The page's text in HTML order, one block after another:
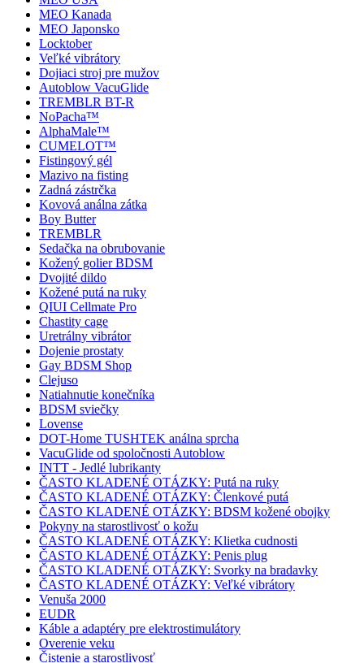
MEO Kanada
MEO Japonsko
Locktober
Veľké vibrátory
Dojiaci stroj pre mužov
Autoblow VacuGlide
TREMBLR BT-R
NoPacha™
AlphaMale™
CUMELOT™
Fistingový gél
Mazivo na fisting
Zadná zástrčka
Kovová análna zátka
Boy Butter
TREMBLR
Sedačka na obrubovanie
Kožený golier BDSM
Dvojité dildo
Kožené putá na ruky
QIUI Cellmate Pro
Chastity cage
Uretrálny vibrátor
Dojenie prostaty
Gay BDSM Shop
Clejuso
Natiahnutie konečníka
BDSM sviečky
Lovense
DOT-Home TUSHTEK análna sprcha
VacuGlide od spoločnosti Autoblow
INTT - Jedlé lubrikanty
ČASTO KLADENÉ OTÁZKY: Putá na ruky
ČASTO KLADENÉ OTÁZKY: Členkové putá
ČASTO KLADENÉ OTÁZKY: BDSM kožené obojky
Pokyny na starostlivosť o kožu
ČASTO KLADENÉ OTÁZKY: Klietka cudnosti
ČASTO KLADENÉ OTÁZKY: Penis plug
ČASTO KLADENÉ OTÁZKY: Svorky na bradavky
ČASTO KLADENÉ OTÁZKY: Veľké vibrátory
Venuša 2000
EUDR
Káble a adaptéry pre elektrostimulátory
Overenie veku
Čistenie a starostlivosť